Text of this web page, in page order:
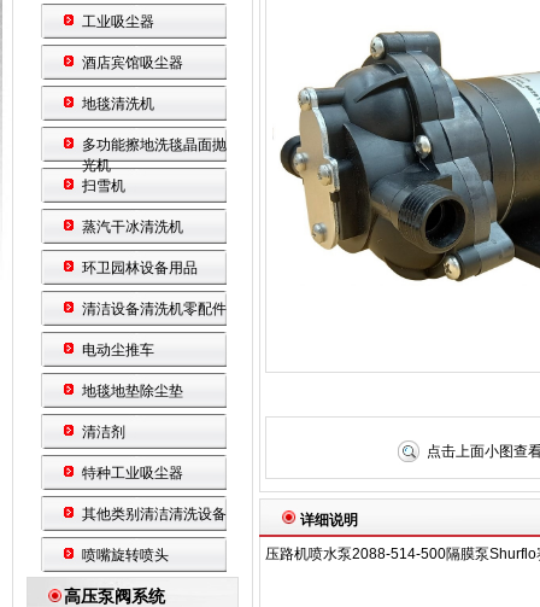
工业吸尘器
酒店宾馆吸尘器
地毯清洗机
多功能擦地洗毯晶面抛
光机
扫雪机
蒸汽干冰清洗机
环卫园林设备用品
清洁设备清洗机零配件
电动尘推车
地毯地垫除尘垫
清洁剂
特种工业吸尘器
其他类别清洁清洗设备
喷嘴旋转喷头
高压泵阀系统
点击上面小图查
详细说明
压路机喷水泵2088-514-500隔膜泵